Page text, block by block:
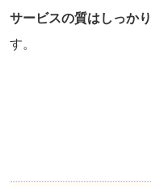
サービスの質はしっか
す。